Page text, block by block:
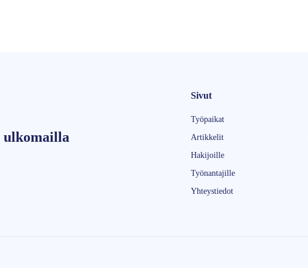
ulkomailla
Sivut
Työpaikat
Artikkelit
Hakijoille
Työnantajille
Yhteystiedot